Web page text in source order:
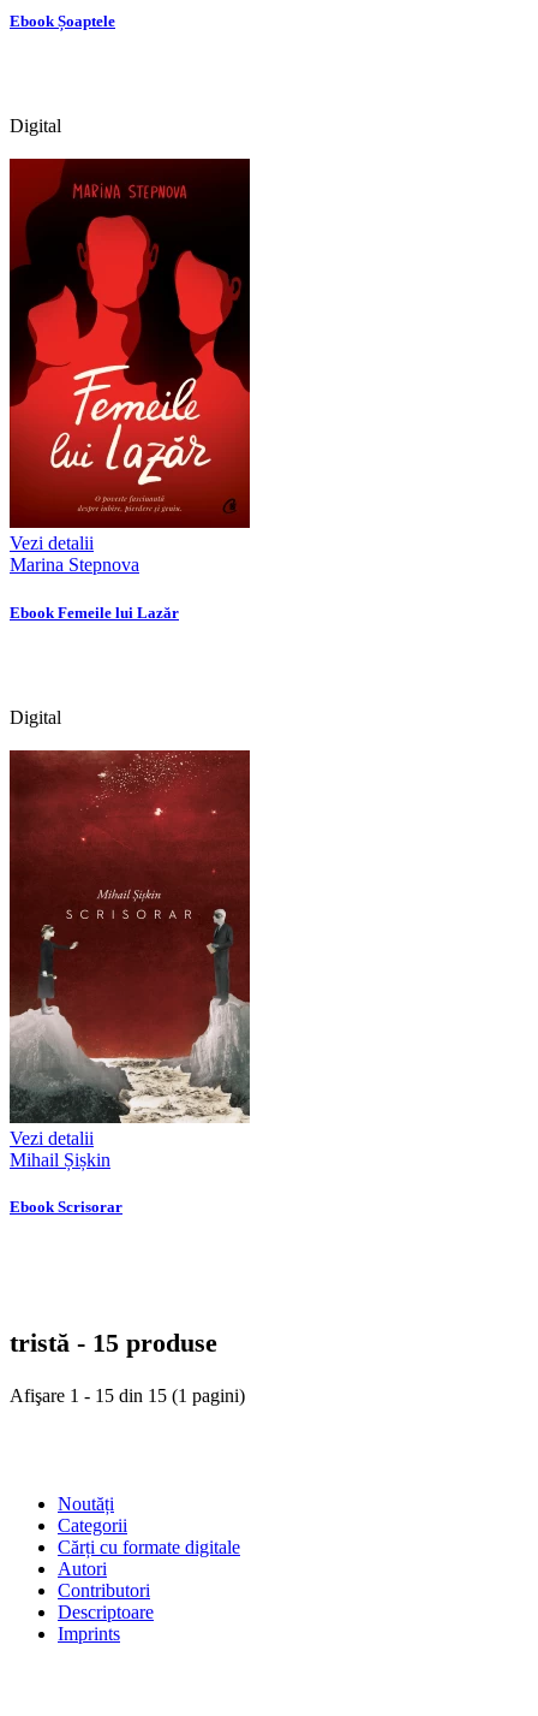
Ebook Șoaptele
Digital
Vezi detalii
Marina Stepnova
Ebook Femeile lui Lazăr
Digital
Vezi detalii
Mihail Șișkin
Ebook Scrisorar
tristă - 15 produse
Afişare 1 - 15 din 15 (1 pagini)
Noutăți
Categorii
Cărți cu formate digitale
Autori
Contributori
Descriptoare
Imprints